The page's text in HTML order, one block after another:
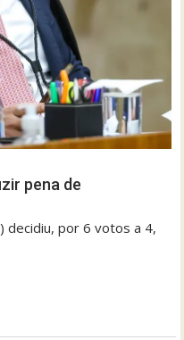
pena de
decidiu, por 6 votos a 4,